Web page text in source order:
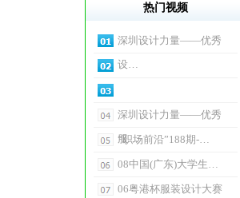
热门视频
深圳设计力量——优秀
设…
深圳设计力量——优秀
服…
“职场前沿”188期-…
08中国(广东)大学生…
06粤港杯服装设计大赛